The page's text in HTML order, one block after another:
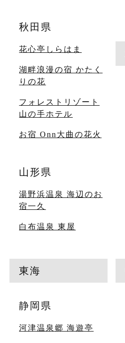
秋田県
花心亭しらはま
湖畔浪漫の宿 かたく
りの花
フォレストリゾート
山の手ホテル
お宿 Onn大曲の花火
山形県
湯野浜温泉 海辺のお
宿一久
白布温泉 東屋
東海
静岡県
河津温泉郷 海遊亭